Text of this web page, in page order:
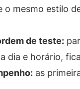
o mesmo estilo
de teste:
dia e horário,
as